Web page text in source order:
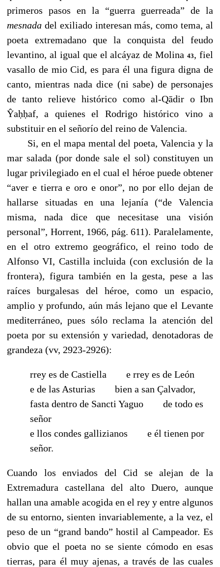
primeros pasos en la “guerra guerreada” de la
mesnada del exiliado interesan más, como tema, al
poeta extremadano que la conquista del feudo
levantino, al igual que el alcáyaz de Molina43, fiel
vasallo de mio Cid, es para él una figura digna de
canto, mientras nada dice (ni sabe) de personajes
de tanto relieve histórico como al-Qādir o Ibn
Ŷaḥḥaf, a quienes el Rodrigo histórico vino a
substituir en el señorío del reino de Valencia.
Si, en el mapa mental del poeta, Valencia y la
mar salada (por donde sale el sol) constituyen un
lugar privilegiado en el cual el héroe puede obtener
“aver e tierra e oro e onor”, no por ello dejan de
hallarse situadas en una lejanía (“de Valencia
misma, nada dice que necesitase una visión
personal”, Horrent, 1966, pág. 611). Paralelamente,
en el otro extremo geográfico, el reino todo de
Alfonso VI, Castilla incluida (con exclusión de la
frontera), figura también en la gesta, pese a las
raíces burgalesas del héroe, como un espacio,
amplio y profundo, aún más lejano que el Levante
mediterráneo, pues sólo reclama la atención del
poeta por su extensión y variedad, denotadoras de
grandeza (vv, 2923-2926):
rrey es de Castiella
e rrey es de León
e de las Asturias
bien a san Çalvador,
fasta dentro de Sancti Yaguo
de todo es
señor
e llos condes gallizianos
e él tienen por
señor.
Cuando los enviados del Cid se alejan de la
Extremadura castellana del alto Duero, aunque
hallan una amable acogida en el rey y entre algunos
de su entorno, sienten invariablemente, a la vez, el
peso de un “grand bando” hostil al Campeador. Es
obvio que el poeta no se siente cómodo en esas
tierras, para él muy ajenas, a través de las cuales